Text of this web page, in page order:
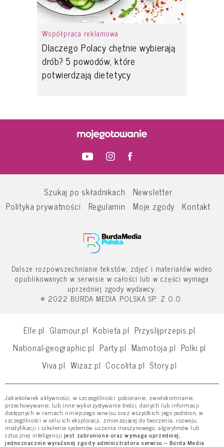
Współpraca reklamowa
Dlaczego Polacy chętnie wybierają
drób? 5 powodów, które
potwierdzają dietetycy
Szukaj po składnikach
Newsletter
Polityka prywatności
Regulamin Moje zgody Kontakt
Dalsze rozpowszechnianie tekstów, zdjęć i materiałów wideo
opublikowanych w serwisie w całości lub w części wymaga
uprzedniej zgody wydawcy.
© 2022 BURDA MEDIA POLSKA SP. Z O.O.
Elle.pl Glamour.pl Kobieta.pl Przyslijprzepis.pl
National-geographic.pl Party.pl Mamotoja.pl Polki.pl
Viva.pl Wizaz.pl Cocolita.pl Story.pl
Jakiekolwiek aktywności, w szczególności: pobieranie, zwielokrotnianie,
przechowywanie, lub inne wykorzystywanie treści, danych lub informacji
dostępnych w ramach niniejszego serwisu oraz wszystkich jego podstron, w
szczególności w celu ich eksploracji, zmierzającej do tworzenia, rozwoju,
modyfikacji i szkolenia systemów uczenia maszynowego, algorytmów lub
sztucznej inteligencji jest zabronione oraz wymaga uprzedniej,
jednoznacznie wyrażonej zgody administratora serwisu – Burda Media